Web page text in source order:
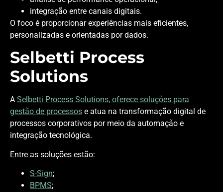
integração entre canais digitais.
O foco é proporcionar experiências mais eficientes,
personalizadas e orientadas por dados.
Selbetti Process
Solutions
A Selbetti Process Solutions, oferece soluções para
gestão de processos e atua na transformação digital de
processos corporativos por meio da automação e
integração tecnológica.
Entre as soluções estão:
S-Sign;
BPMS;